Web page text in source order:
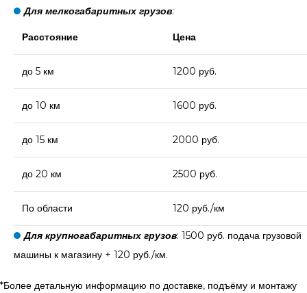
Для мелкогабаритных грузов:
Расстояние Цена
до 5 км 1200 руб.
до 10 км 1600 руб.
до 15 км 2000 руб.
до 20 км 2500 руб.
По области 120 руб./км
Для крупногабаритных грузов: 1500 руб. подача грузовой
машины к магазину + 120 руб./км.
*Более детальную информацию по доставке, подъёму и монтажу